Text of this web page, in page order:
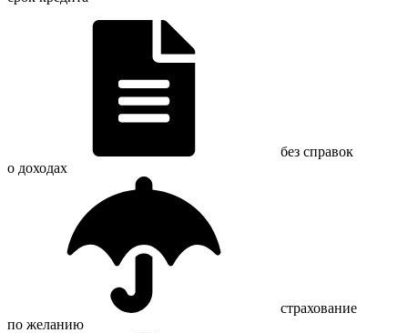
без справок
о доходах
страхование
по желанию